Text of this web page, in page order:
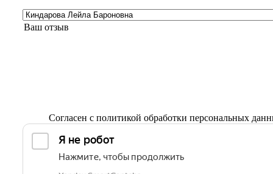
Согласен с политикой обработки персональных